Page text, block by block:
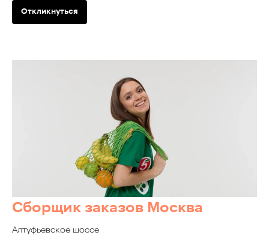
Откликнуться
Сборщик заказов Москва
Алтуфьевское шоссе